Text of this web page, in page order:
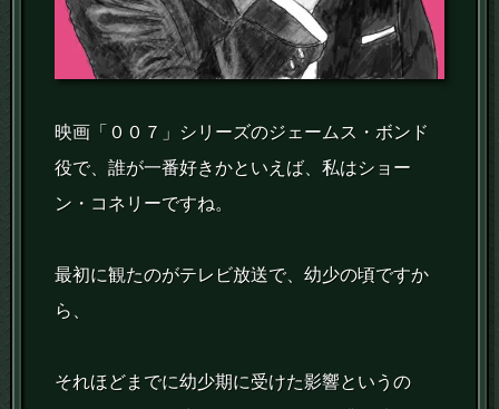
映画「００７」シリーズのジェームス・ボンド
役で、誰が一番好きかといえば、私はショー
ン・コネリーですね。
最初に観たのがテレビ放送で、幼少の頃ですか
ら、
それほどまでに幼少期に受けた影響というの